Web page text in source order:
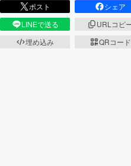
ポスト
シェア
LINEで送る
URLコピ
埋め込み
QRコード